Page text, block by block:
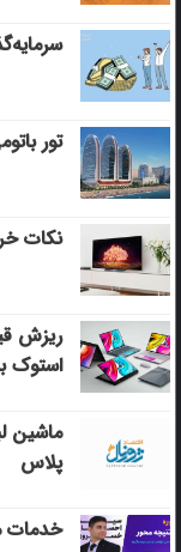
تور
نکات
ریزش
استوک
پلاس
خدمات